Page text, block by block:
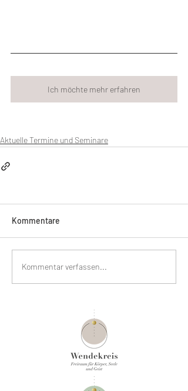
Ich möchte mehr erfahren
Aktuelle Termine und Seminare
Kommentare
Kommentar verfassen...